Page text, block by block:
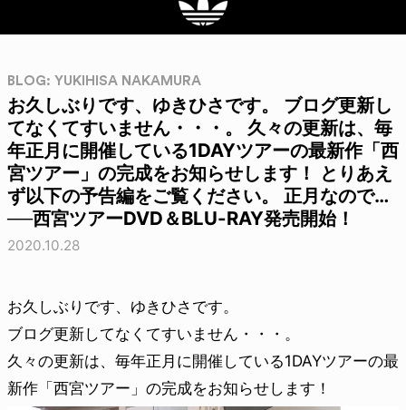
BLOG: YUKIHISA NAKAMURA
お久しぶりです、ゆきひさです。 ブログ更新し
てなくてすいません・・・。 久々の更新は、毎
年正月に開催している1DAYツアーの最新作「西
宮ツアー」の完成をお知らせします！ とりあえ
ず以下の予告編をご覧ください。 正月なので…
──西宮ツアーDVD＆BLU-RAY発売開始！
2020.10.28
お久しぶりです、ゆきひさです。
ブログ更新してなくてすいません・・・。
久々の更新は、毎年正月に開催している1DAYツアーの最
新作「西宮ツアー」の完成をお知らせします！